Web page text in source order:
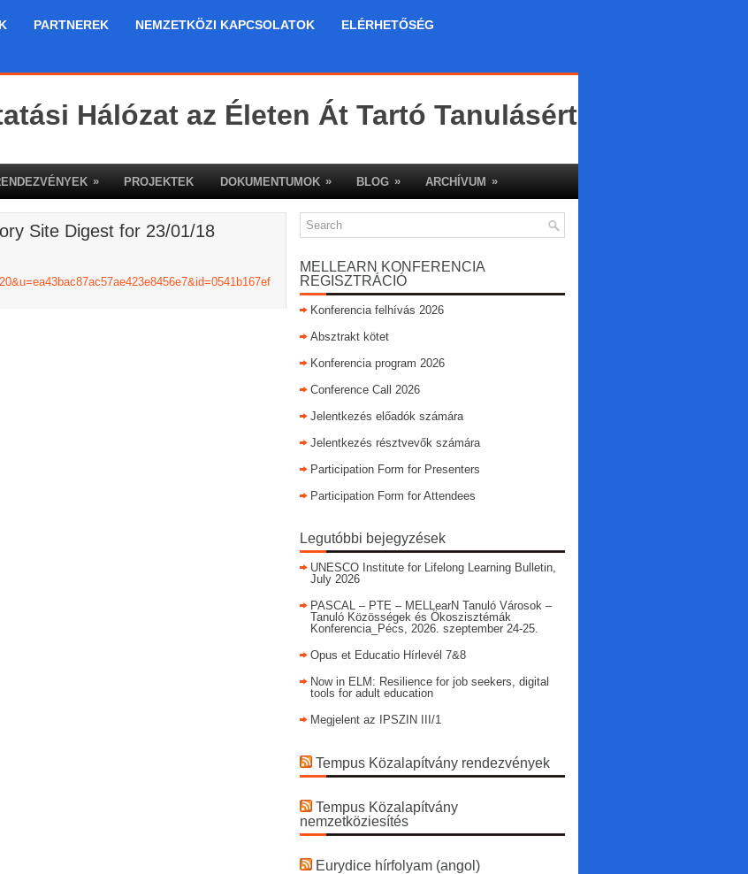
PARTNEREK NEMZETKÖZI KAPCSOLATOK ELÉRHETŐSÉG
Hálózat az Életen Át Tartó Tanulásért
» PROJEKTEK DOKUMENTUMOK » BLOG » ARCHÍVUM »
Site Digest for 23/01/18
MELLEARN KONFERENCIA
REGISZTRÁCIÓ
Konferencia felhívás 2026
Absztrakt kötet
Konferencia program 2026
Conference Call 2026
Jelentkezés előadók számára
Jelentkezés résztvevők számára
Participation Form for Presenters
Participation Form for Attendees
Legutóbbi bejegyzések
UNESCO Institute for Lifelong Learning Bulletin,
July 2026
PASCAL – PTE – MELLearN Tanuló Városok –
Tanuló Közösségek és Ökoszisztémák
Konferencia_Pécs, 2026. szeptember 24-25.
Opus et Educatio Hírlevél 7&8
Now in ELM: Resilience for job seekers, digital
tools for adult education
Megjelent az IPSZIN III/1
Tempus Közalapítvány rendezvények
Tempus Közalapítvány
nemzetköziesítés
Eurydice hírfolyam (angol)